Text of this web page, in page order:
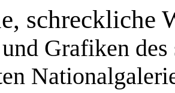
schreckliche
Grafiken